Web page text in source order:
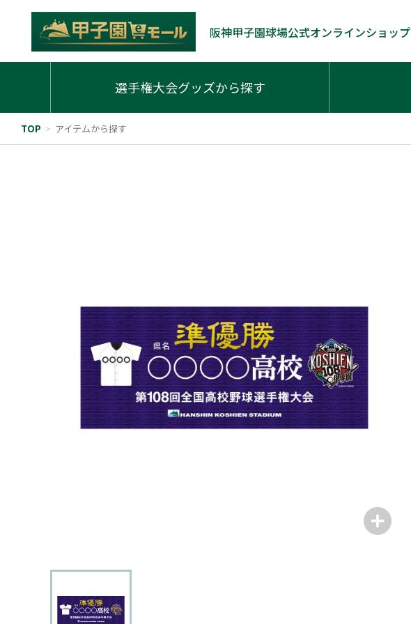
阪神甲子園球場公式オンラインショップ
選手権大会グッズから探す
TOP > アイテムから探す